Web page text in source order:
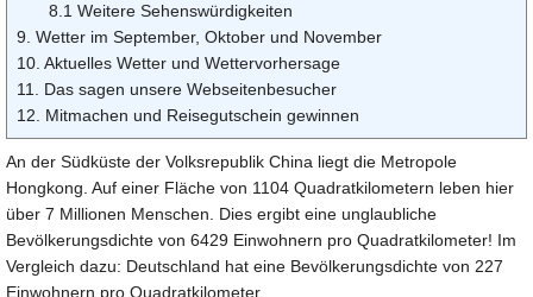
8.1 Weitere Sehenswürdigkeiten
9. Wetter im September, Oktober und November
10. Aktuelles Wetter und Wettervorhersage
11. Das sagen unsere Webseitenbesucher
12. Mitmachen und Reisegutschein gewinnen
An der Südküste der Volksrepublik China liegt die Metropole
Hongkong. Auf einer Fläche von 1104 Quadratkilometern leben hier
über 7 Millionen Menschen. Dies ergibt eine unglaubliche
Bevölkerungsdichte von 6429 Einwohnern pro Quadratkilometer! Im
Vergleich dazu: Deutschland hat eine Bevölkerungsdichte von 227
Einwohnern pro Quadratkilometer.